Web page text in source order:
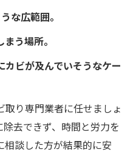
な広範囲。
う場所。
カビが及んでいそうなケー
取り専門業者に任せましょ
去できず、時間と労力を
談した方が結果的に安